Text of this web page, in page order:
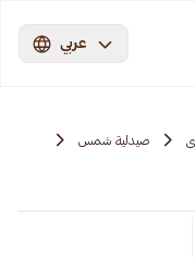
عربي
صيدلية شمس